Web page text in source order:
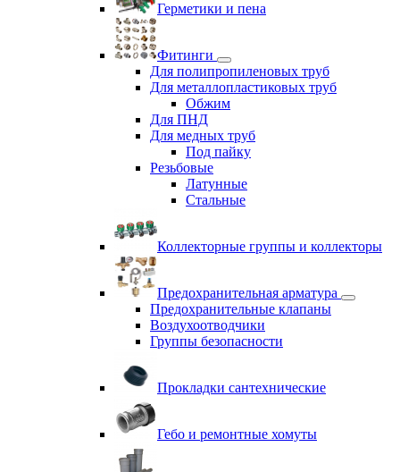
Герметики и пена
Фитинги
Для полипропиленовых труб
Для металлопластиковых труб
Обжим
Для ПНД
Для медных труб
Под пайку
Резьбовые
Латунные
Cтальные
Коллекторные группы и коллекторы
Предохранительная арматура
Предохранительные клапаны
Воздухоотводчики
Группы безопасности
Прокладки сантехнические
Гебо и ремонтные хомуты